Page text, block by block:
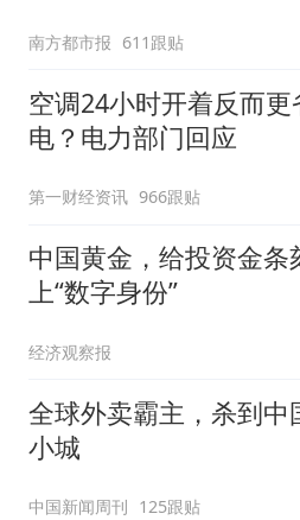
南方都市报 611跟贴
空调24小时开着反而更
电？电力部门回应
第一财经资讯 966跟贴
中国黄金，给投资金条
上“数字身份”
经济观察报
全球外卖霸主，杀到中
小城
中国新闻周刊 125跟贴